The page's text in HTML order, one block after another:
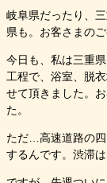
岐阜県だったり、
県も。お客さまの
今日も、私は三重
工程で、浴室、脱
せて頂きました。
た。
ただ…高速道路の
するんです。渋滞